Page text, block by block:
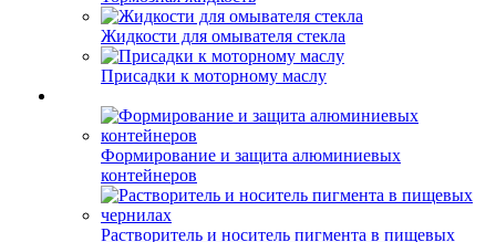
Жидкости для омывателя стекла
Присадки к моторному маслу
Формирование и защита алюминиевых
контейнеров
Растворитель и носитель пигмента в пищевых